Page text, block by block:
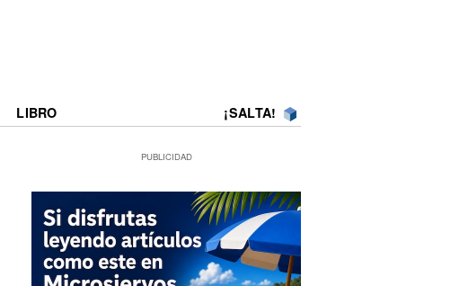
LIBRO ¡SALTA!
PUBLICIDAD